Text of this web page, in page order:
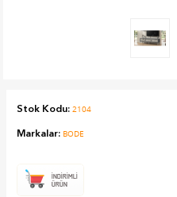
Stok Kodu: 2104
Markalar: BODE